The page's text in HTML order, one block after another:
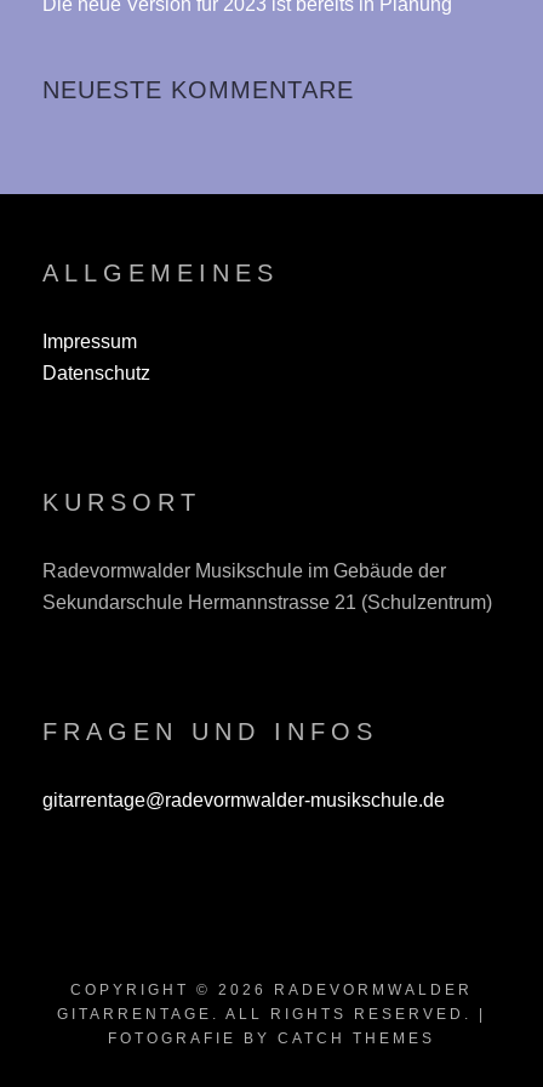
Die neue Version für 2023 ist bereits in Planung
NEUESTE KOMMENTARE
ALLGEMEINES
Impressum
Datenschutz
KURSORT
Radevormwalder Musikschule im Gebäude der
Sekundarschule Hermannstrasse 21 (Schulzentrum)
FRAGEN UND INFOS
gitarrentage@radevormwalder-musikschule.de
COPYRIGHT © 2026
RADEVORMWALDER
GITARRENTAGE . ALL RIGHTS RESERVED. |
FOTOGRAFIE BY CATCH THEMES